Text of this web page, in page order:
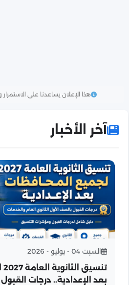
هذا الإعلان يساعدنا على
آخر الأخبار
السبت 04 - يوليو - 2026
بعد الإعدادية.. درجات